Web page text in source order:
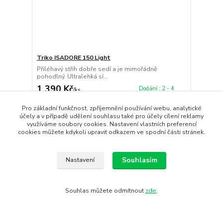
Triko ISADORE 150 Light
Přiléhavý střih dobře sedí a je mimořádně
pohodlný. Ultralehká sí...
1 390 Kč/ks
Dodání : 2 - 4
Koupit
Pro základní funkčnost, zpříjemnění používání webu, analytické
účely a v případě udělení souhlasu také pro účely cílení reklamy
využíváme soubory cookies. Nastavení vlastních preferencí
cookies můžete kdykoli upravit odkazem ve spodní části stránek.
Nastavení Souhlasím
Souhlas můžete odmítnout zde.